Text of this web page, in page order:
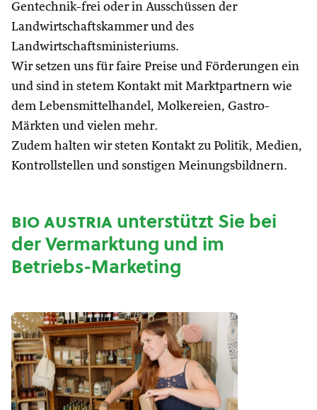
Gentechnik-frei oder in Ausschüssen der
Landwirtschaftskammer und des
Landwirtschaftsministeriums.
Wir setzen uns für faire Preise und Förderungen ein
und sind in stetem Kontakt mit Marktpartnern wie
dem Lebensmittelhandel, Molkereien, Gastro-
Märkten und vielen mehr.
Zudem halten wir steten Kontakt zu Politik, Medien,
Kontrollstellen und sonstigen Meinungsbildnern.
bio austriaunterstützt Sie bei
der Vermarktung und im
Betriebs-Marketing